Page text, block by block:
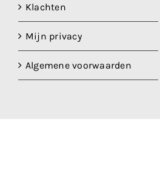
Klachten
Mijn privacy
Algemene voorwaarden